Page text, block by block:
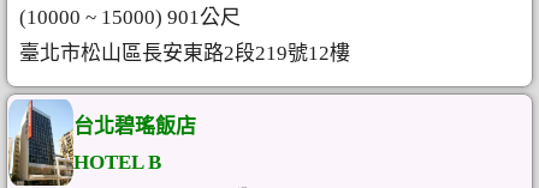
(10000 ~ 15000) 901公尺
臺北市松山區長安東路2段219號12樓
台北碧瑤飯店
HOTEL B